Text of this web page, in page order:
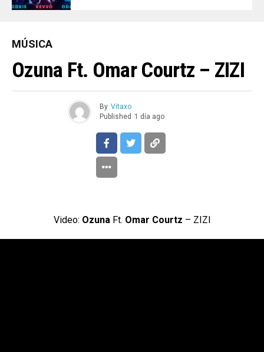
MÚSICA
Ozuna Ft. Omar Courtz – ZIZI
By Vitaxo
Published 1 día ago
Video: Ozuna Ft. Omar Courtz – ZIZI